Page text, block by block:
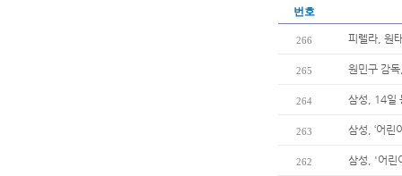
번호
266 피렐라, 원
265 원민구 감
264 삼성, 14일
263 삼성, ‘어린
262 삼성, '어린